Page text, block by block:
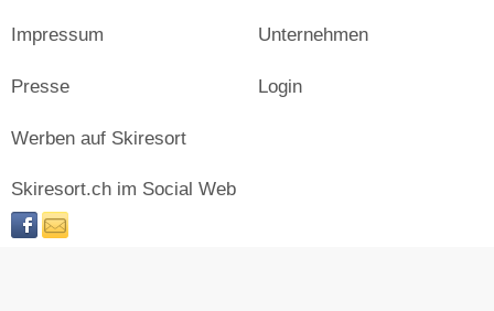
Impressum
Presse
Unternehmen
Login
Werben auf Skiresort
Skiresort.ch im Social Web
facebooknewsletter